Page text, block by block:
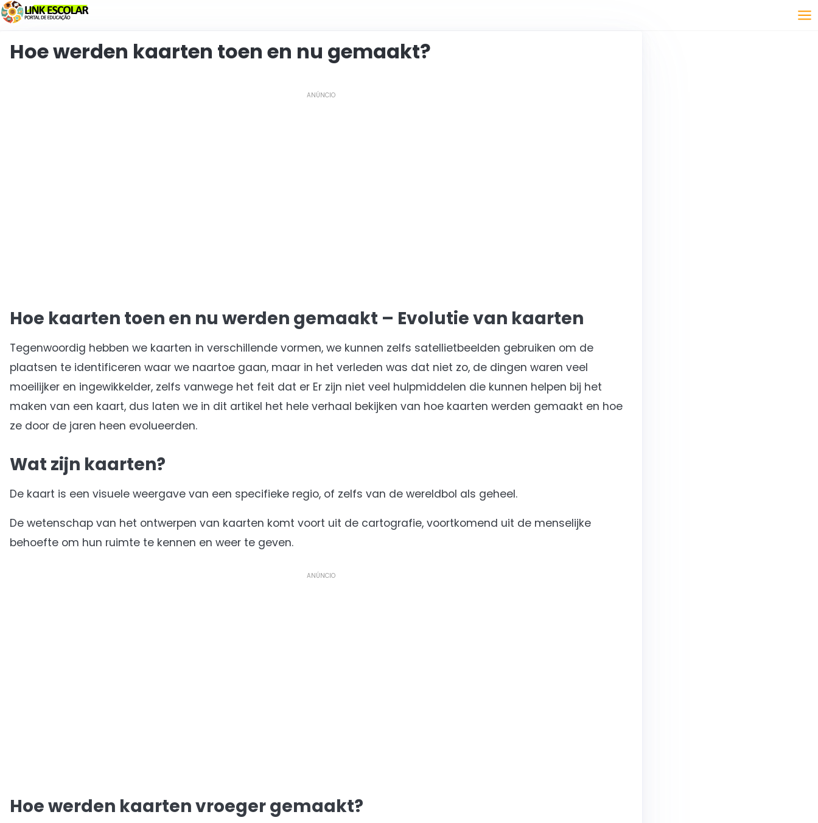
Koppeling
Hoe werden kaarten toen en nu gemaakt?
ANÚNCIO
Hoe kaarten toen en nu werden gemaakt – Evolutie van kaarten
Tegenwoordig hebben we kaarten in verschillende vormen, we kunnen zelfs satellietbeelden gebruiken om de
plaatsen te identificeren waar we naartoe gaan, maar in het verleden was dat niet zo, de dingen waren veel
moeilijker en ingewikkelder, zelfs vanwege het feit dat er Er zijn niet veel hulpmiddelen die kunnen helpen bij het
maken van een kaart, dus laten we in dit artikel het hele verhaal bekijken van hoe kaarten werden gemaakt en hoe
ze door de jaren heen evolueerden.
Wat zijn kaarten?
De kaart is een visuele weergave van een specifieke regio, of zelfs van de wereldbol als geheel.
De wetenschap van het ontwerpen van kaarten komt voort uit de cartografie, voortkomend uit de menselijke
behoefte om hun ruimte te kennen en weer te geven.
ANÚNCIO
Hoe werden kaarten vroeger gemaakt?